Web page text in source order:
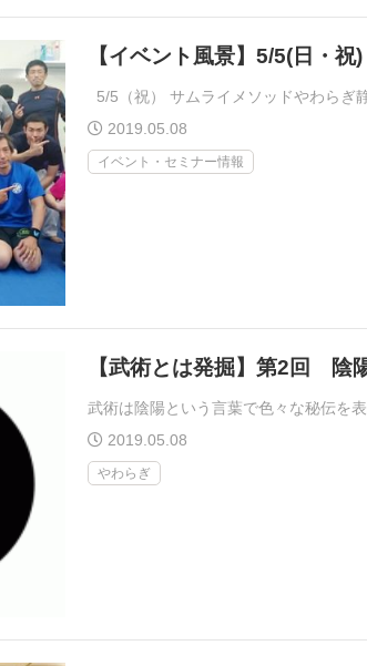
【イベント風景】5/5(日・祝
5/5（祝） サムライメソッドやわらぎ
2019.05.08
イベント・セミナー情報
【武術とは発掘】第2回 陰
武術は陰陽という言葉で色々な秘伝を
2019.05.08
やわらぎ